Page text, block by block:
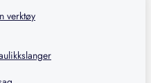
verktøy